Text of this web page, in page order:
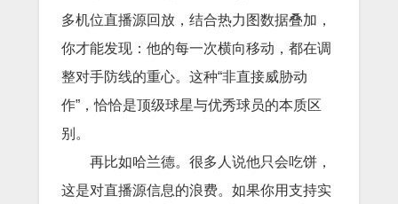
多机位直播源回放，结合热力图数据叠加，
你才能发现：他的每一次横向移动，都在调
整对手防线的重心。这种“非直接威胁动
作”，恰恰是顶级球星与优秀球员的本质区
别。
再比如哈兰德。很多人说他只会吃饼，
这是对直播源信息的浪费。如果你用支持实